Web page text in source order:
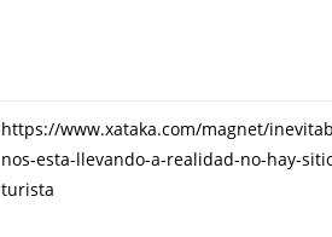
https://www.xataka.com/magnet/
nos-esta-llevando-a-realidad-no-hay-
turista